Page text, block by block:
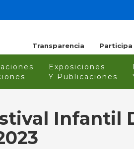
Transparencia Participa
Exposiciones
Y Publicaciones
Infantil